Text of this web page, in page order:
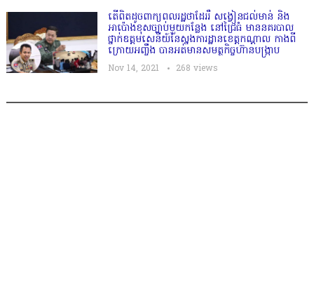
តើពិតដូចពាក្យពលរដ្ឋថាដែររឺ សង្វៀនជល់មាន់ និង
អាប៉ោងខុសច្បាប់មួយកន្លែង​ នៅជ្រៃធំ មាននគរបាល
ថ្នាក់ឧត្ដមសេនីយ៍នៃស្នងការដ្ឋានខេត្តកណ្ដាល កាងពី
ក្រោយអញ្ចឹង​ បានអត់មានសមត្ថកិច្ចហ៊ានបង្រ្កាប
Nov 14, 2021 268 views